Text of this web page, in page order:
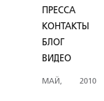
ПРЕССА
КОНТАКТЫ
БЛОГ
ВИДЕО
МАЙ,
2010